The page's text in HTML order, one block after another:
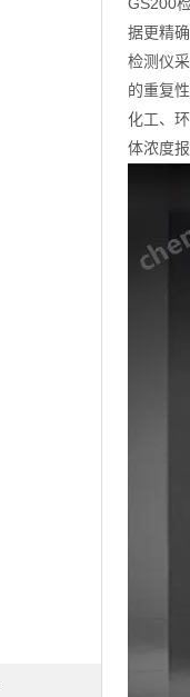
据更精
检测仪
的重复
化工、
体浓度